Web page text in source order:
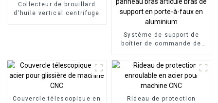
Collecteur de brouillard
d'huile vertical centrifuge
Système de support de
boîtier de commande de
de support en porte-à-faux
en aluminium
Couvercle télescopique en
Rideau de protection